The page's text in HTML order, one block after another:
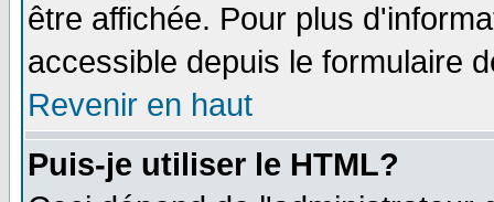
être affichée. Pour plus
accessible depuis le formulaire
Revenir en haut
Puis-je utiliser le HTML?